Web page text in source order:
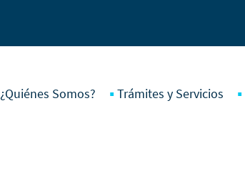
¿Quiénes Somos? Trámites y Servicios